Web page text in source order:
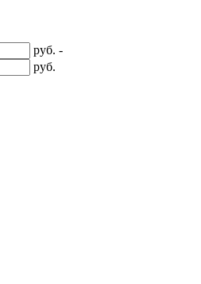
руб. -
руб.